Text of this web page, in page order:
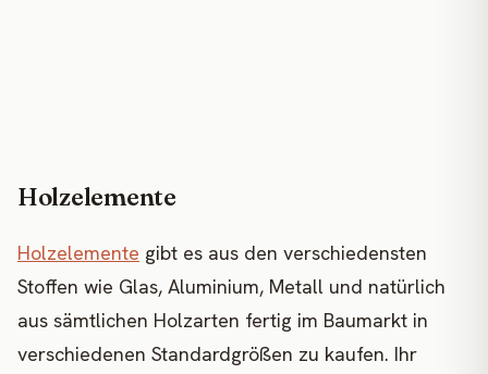
Holzelemente
Holzelemente gibt es aus den verschiedensten
Stoffen wie Glas, Aluminium, Metall und natürlich
aus sämtlichen Holzarten fertig im Baumarkt in
verschiedenen Standardgrößen zu kaufen. Ihr